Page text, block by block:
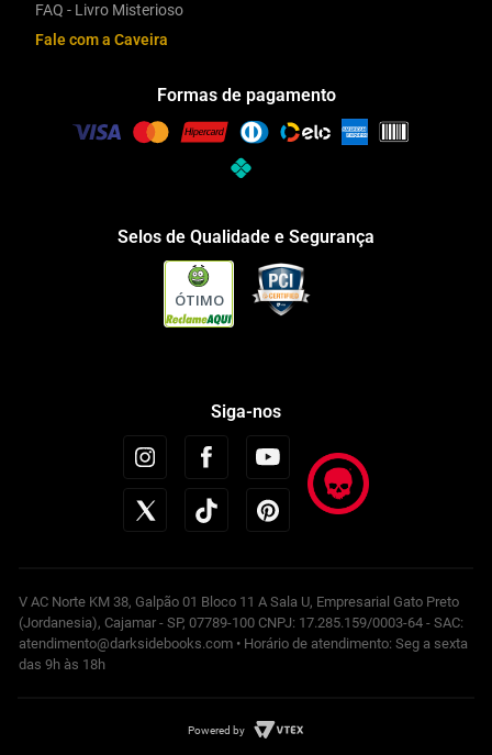
FAQ - Livro Misterioso
Fale com a Caveira
Formas de pagamento
Selos de Qualidade e Segurança
ÓTIMO
Siga-nos
V AC Norte KM 38, Galpão 01 Bloco 11 A Sala U, Empresarial Gato Preto
(Jordanesia), Cajamar - SP, 07789-100 CNPJ: 17.285.159/0003-64 - SAC:
atendimento@darksidebooks.com • Horário de atendimento: Seg a sexta
das 9h às 18h
Powered by